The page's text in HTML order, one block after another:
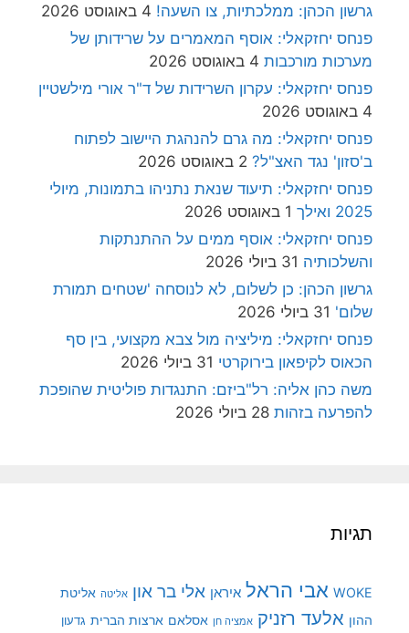
גרשון הכהן: ממלכתיות, צו השעה! 4 באוגוסט 2026
פנחס יחזקאלי: אוסף המאמרים על שרידותן של
מערכות מורכבות 4 באוגוסט 2026
פנחס יחזקאלי: עקרון השרידות של ד"ר אורי מילשטיין
4 באוגוסט 2026
פנחס יחזקאלי: מה גרם להנהגת היישוב לפתוח
ב'סזון' נגד האצ"ל? 2 באוגוסט 2026
פנחס יחזקאלי: תיעוד שנאת נתניהו בתמונות, מיולי
2025 ואילך
1 באוגוסט 2026
פנחס יחזקאלי: אוסף ממים על ההתנתקות
והשלכותיה 31 ביולי 2026
גרשון הכהן: כן לשלום, לא לנוסחה 'שטחים תמורת
שלום' 31 ביולי 2026
פנחס יחזקאלי: מיליציה מול צבא מקצועי, בין סף
הכאוס לקיפאון בירוקרטי 31 ביולי 2026
משה כהן אליה: רל"ביזם: התנגדות פוליטית שהופכת
להפרעה בזהות 28 ביולי 2026
תגיות
WOKE אבי הראל איראן אלי בר און אליטה אליטת
ההון אלעד רזניק אמציה חן אסלאם ארצות הברית גדעון